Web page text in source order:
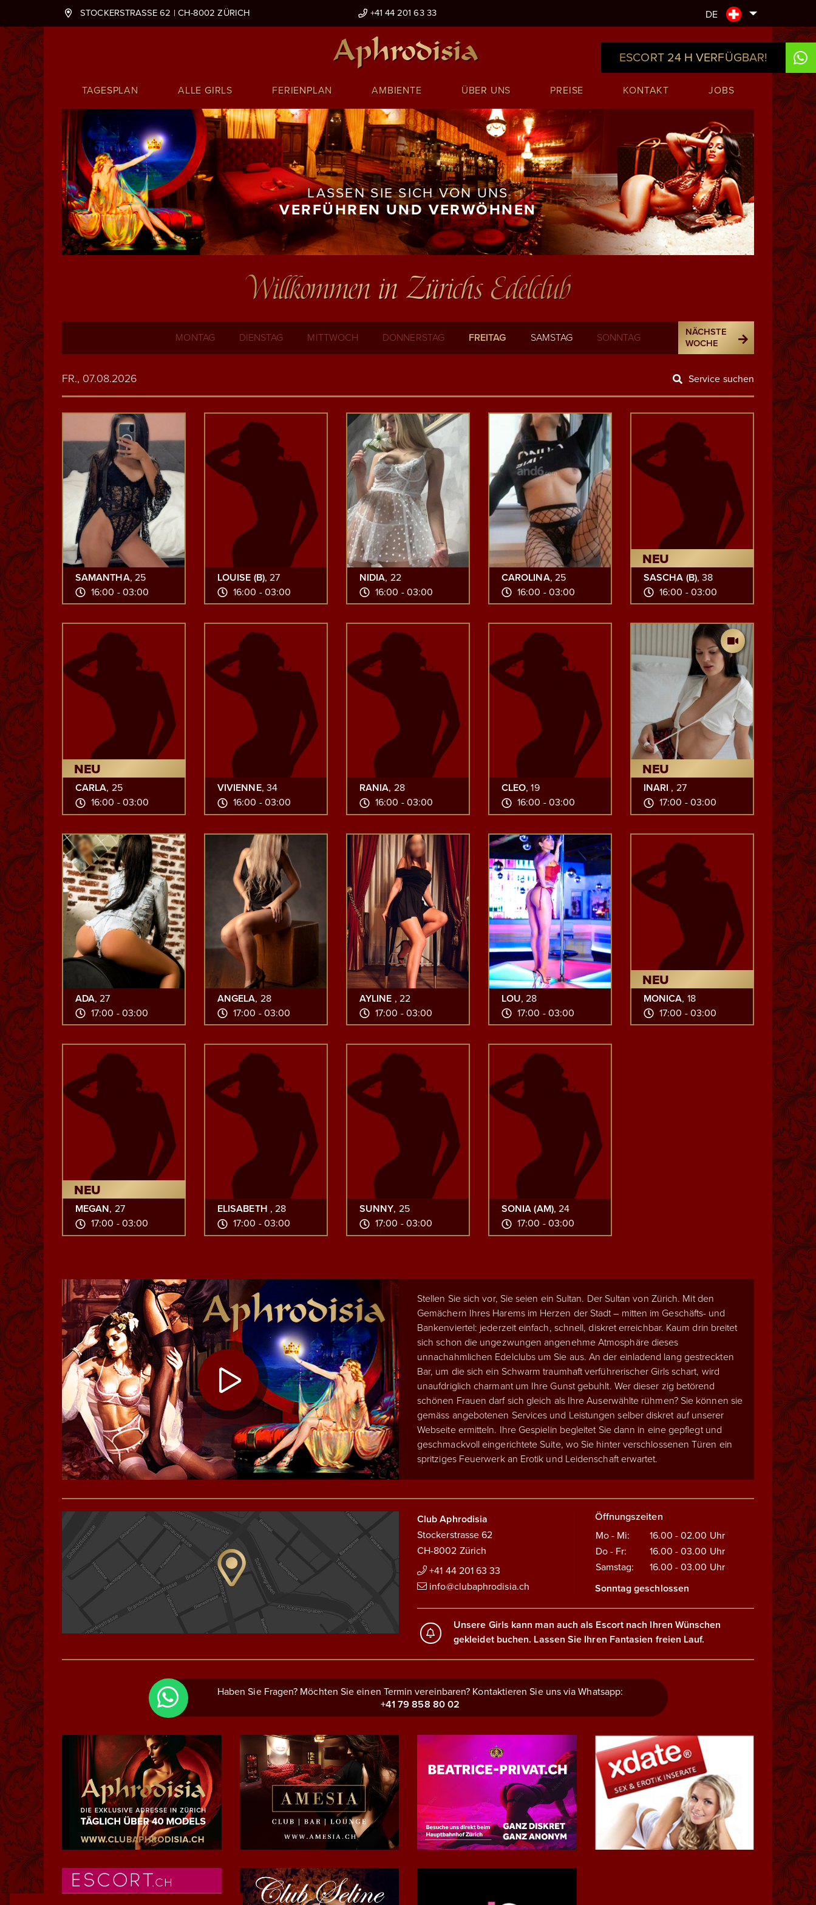
ESCORT 24 H VERFÜGBAR!
STOCKERSTRASSE 62 | CH-8002 ZÜRICH +41 44 201 63 33 DE
Hauptnavigation
TAGESPLAN ALLE GIRLS FERIENPLAN AMBIENTE ÜBER UNS PREISE KONTAKT JOBS
LASSEN SIE SICH VON UNS
VERFÜHREN UND VERWÖHNEN
Willkommen in Zürichs Edelclub
MONTAG DIENSTAG MITTWOCH DONNERSTAG FREITAG SAMSTAG SONNTAG
NÄCHSTE
WOCHE
FR., 07.08.2026 Service suchen
SAMANTHA, 25
16:00 - 03:00
LOUISE (B), 27
16:00 - 03:00
NIDIA, 22
16:00 - 03:00
CAROLINA, 25
16:00 - 03:00
NEU
SASCHA (B), 38
16:00 - 03:00
NEU
CARLA, 25
16:00 - 03:00
VIVIENNE, 34
16:00 - 03:00
RANIA, 28
16:00 - 03:00
CLEO, 19
16:00 - 03:00
NEU
INARI , 27
17:00 - 03:00
ADA, 27
17:00 - 03:00
ANGELA, 28
17:00 - 03:00
AYLINE , 22
17:00 - 03:00
LOU, 28
17:00 - 03:00
NEU
MONICA, 18
17:00 - 03:00
NEU
MEGAN, 27
17:00 - 03:00
ELISABETH , 28
17:00 - 03:00
SUNNY, 25
17:00 - 03:00
SONIA (AM), 24
17:00 - 03:00
Stellen Sie sich vor, Sie seien ein Sultan. Der Sultan von Zürich. Mit den
Gemächern Ihres Harems im Herzen der Stadt – mitten im Geschäfts- und
Bankenviertel: jederzeit einfach, schnell, diskret erreichbar. Kaum drin breitet
sich schon die ungezwungen angenehme Atmosphäre dieses
unnachahmlichen Edelclubs um Sie aus. An der einladend lang gestreckten
Bar, um die sich ein Schwarm traumhaft verführerischer Girls schart, wird
unaufdriglich charmant um Ihre Gunst gebuhlt. Wer dieser zig betörend
schönen Frauen darf sich gleich als Ihre Auserwählte rühmen? Sie können sie
gemäss angebotenen Services und Leistungen selber diskret auf unserer
Webseite ermitteln. Ihre Gespielin begleitet Sie dann in eine gepflegt und
geschmackvoll eingerichtete Suite, wo Sie hinter verschlossenen Türen ein
spritziges Feuerwerk an Erotik und Leidenschaft erwartet.
Club Aphrodisia
Stockerstrasse 62
CH-8002 Zürich
+41 44 201 63 33
info@clubaphrodisia.ch
Öffnungszeiten
Mo - Mi:
16.00 - 02.00 Uhr
Do - Fr:
16.00 - 03.00 Uhr
Samstag:
16.00 - 03.00 Uhr
Sonntag geschlossen
Unsere Girls kann man auch als Escort nach Ihren Wünschen
gekleidet buchen. Lassen Sie Ihren Fantasien freien Lauf.
Haben Sie Fragen? Möchten Sie einen Termin vereinbaren? Kontaktieren Sie uns via Whatsapp:
+41 79 858 80 02